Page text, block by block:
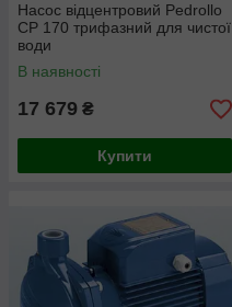
Насос відцентровий Pedrollo
CP 170 трифазний для чистої
води
В наявності
17 679 ₴
Купити